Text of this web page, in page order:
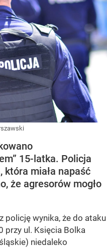
15-latka. Policja
która miała napaść
że agresorów mogło
policję wynika, że do ataku
przy ul. Księcia Bolka
niedaleko